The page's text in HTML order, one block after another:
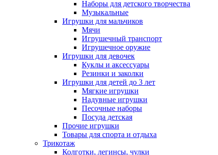
Наборы для детского творчества
Музыкальные
Игрушки для мальчиков
Мячи
Игрушечный транспорт
Игрушечное оружие
Игрушки для девочек
Куклы и аксессуары
Резинки и заколки
Игрушки для детей до 3 лет
Мягкие игрушки
Надувные игрушки
Песочные наборы
Посуда детская
Прочие игрушки
Товары для спорта и отдыха
Трикотаж
Колготки, легинсы, чулки